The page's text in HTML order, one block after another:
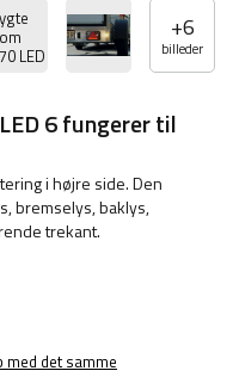
+6
billeder
6 fungerer til
i højre side. Den
bremselys, baklys,
trekant.
med det samme